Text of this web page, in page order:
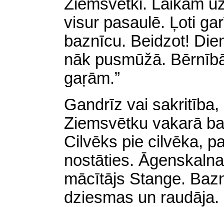
Ziemsvētki. Laikam
visur pasaulē. Ļoti
baznīcu. Beidzot!
nāk pusmūžā.
gaŗām.”
Gandrīz vai
Ziemsvētku vakarā
Cilvēks pie cilvēka,
nostāties.
mācītājs Stange.
dziesmas un raudāja.